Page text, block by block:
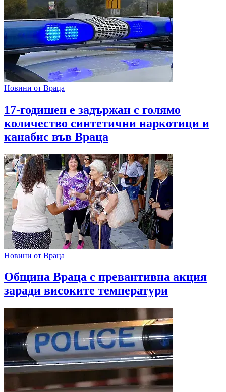
Новини от Враца
17-годишен е задържан с голямо
количество синтетични наркотици и
канабис във Враца
Новини от Враца
Община Враца с превантивна акция
заради високите температури